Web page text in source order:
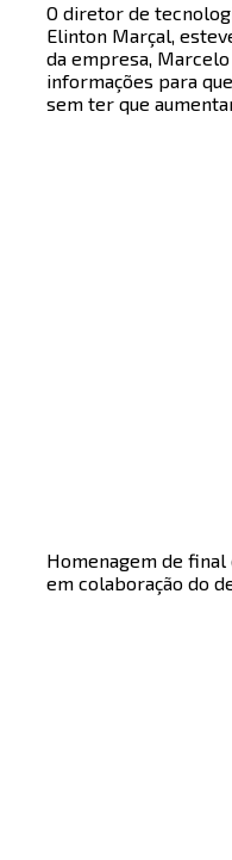
O diretor de
Elinton Marçal,
da empresa,
informações para
sem ter que
Homenagem de final
em colaboração do